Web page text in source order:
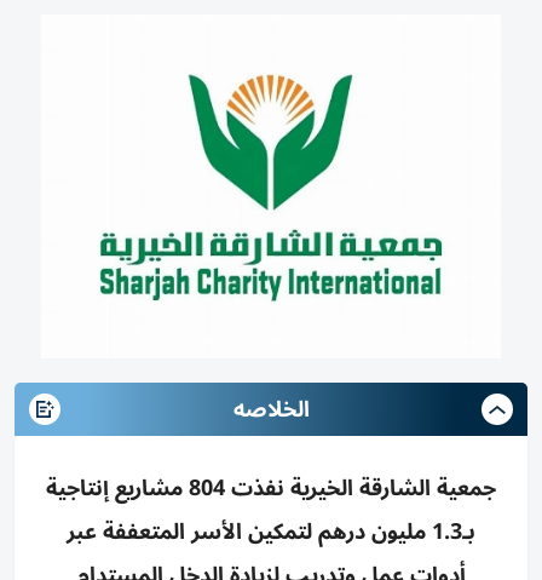
الخلاصه
جمعية الشارقة الخيرية نفذت 804 مشاريع إنتاجية
بـ1.3 مليون درهم لتمكين الأسر المتعففة عبر